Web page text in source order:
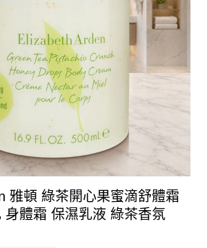
雅頓 綠茶開心果蜜滴舒體霜
身體霜 保濕乳液 綠茶香氛